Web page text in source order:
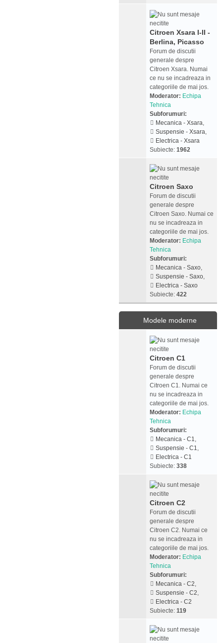
Citroen Xsara I-II -
Berlina, Picasso
Forum de discutii
generale despre
Citroen Xsara. Numai
ce nu se incadreaza in
categoriile de mai jos.
Moderator: Echipa
Tehnica
Subforumuri:
Mecanica - Xsara,
Suspensie - Xsara,
Electrica - Xsara
Subiecte: 1962
Citroen Saxo
Forum de discutii
generale despre
Citroen Saxo. Numai ce
nu se incadreaza in
categoriile de mai jos.
Moderator: Echipa
Tehnica
Subforumuri:
Mecanica - Saxo,
Suspensie - Saxo,
Electrica - Saxo
Subiecte: 422
Modele moderne
Citroen C1
Forum de discutii
generale despre
Citroen C1. Numai ce
nu se incadreaza in
categoriile de mai jos.
Moderator: Echipa
Tehnica
Subforumuri:
Mecanica - C1,
Suspensie - C1,
Electrica - C1
Subiecte: 338
Citroen C2
Forum de discutii
generale despre
Citroen C2. Numai ce
nu se incadreaza in
categoriile de mai jos.
Moderator: Echipa
Tehnica
Subforumuri:
Mecanica - C2,
Suspensie - C2,
Electrica - C2
Subiecte: 119